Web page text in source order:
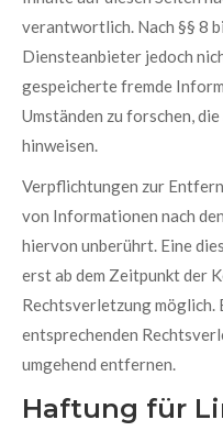
verantwortlich. Nach §§ 8
Diensteanbieter jedoch
gespeicherte fremde
Umständen zu forschen,
hinweisen.
Verpflichtungen zur
von Informationen nach
hiervon unberührt. Eine
erst ab dem Zeitpunkt der
Rechtsverletzung möglich.
entsprechenden
umgehend entfernen.
Haftung für